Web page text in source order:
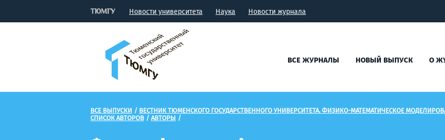
Новости университета Наука Новости журнала
ВСЕ ЖУРНАЛЫ НОВЫЙ ВЫПУСК О
ВСЕ ВЫПУСКИ / ВЕСТНИК ТЮМЕНСКОГО ГОСУДАРСТВЕННОГО УНИВЕРСИТЕТА. ФИЗИКО-МАТЕМАТИЧЕСКОЕ
СПИСОК АВТОРОВ / АВТОРЫ /